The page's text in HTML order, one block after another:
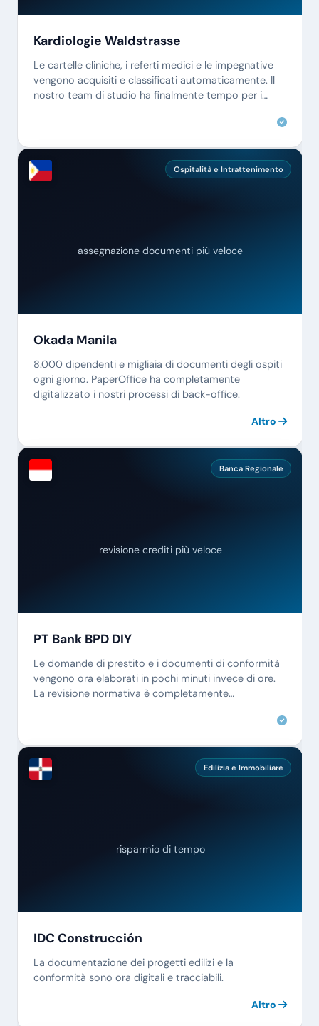
Kardiologie Waldstrasse
Le cartelle cliniche, i referti medici e le impegnative
vengono acquisiti e classificati automaticamente. Il
nostro team di studio ha finalmente tempo per i
Ospitalità e Intrattenimento
assegnazione documenti più veloce
Okada Manila
8.000 dipendenti e migliaia di documenti degli ospiti
ogni giorno. PaperOffice ha completamente
digitalizzato i nostri processi di back-office.
Altro
Banca Regionale
revisione crediti più veloce
PT Bank BPD DIY
Le domande di prestito e i documenti di conformità
vengono ora elaborati in pochi minuti invece di ore.
La revisione normativa è completamente
Edilizia e Immobiliare
risparmio di tempo
IDC Construcción
La documentazione dei progetti edilizi e la
conformità sono ora digitali e tracciabili.
Altro